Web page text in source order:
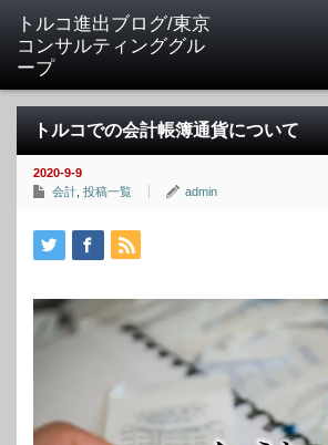
トルコ進出ブログ/東京
コンサルティンググル
ープ
トルコでの会計帳簿通貨について
2020-9-9
会計 投稿一覧 admin